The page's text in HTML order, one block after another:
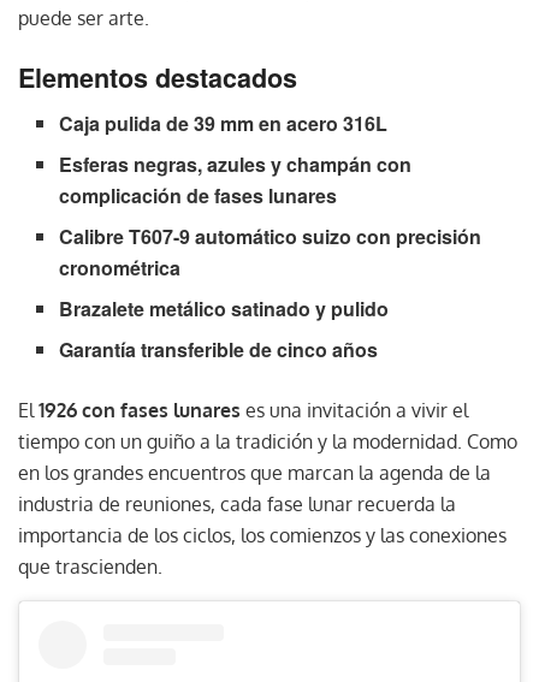
puede ser arte.
Elementos destacados
Caja pulida de 39 mm en acero 316L
Esferas negras, azules y champán con
complicación de fases lunares
Calibre T607-9 automático suizo con precisión
cronométrica
Brazalete metálico satinado y pulido
Garantía transferible de cinco años
El1926 con fases lunares es una invitación a vivir el
tiempo con un guiño a la tradición y la modernidad. Como
en los grandes encuentros que marcan la agenda de la
industria de reuniones, cada fase lunar recuerda la
importancia de los ciclos, los comienzos y las conexiones
que trascienden.